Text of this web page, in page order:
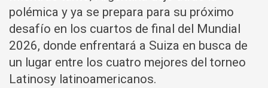
polémica y ya se prepara para su próximo
desafío en los cuartos de final del Mundial
2026, donde enfrentará a Suiza en busca de
un lugar entre los cuatro mejores del torneo
Latinosy latinoamericanos.